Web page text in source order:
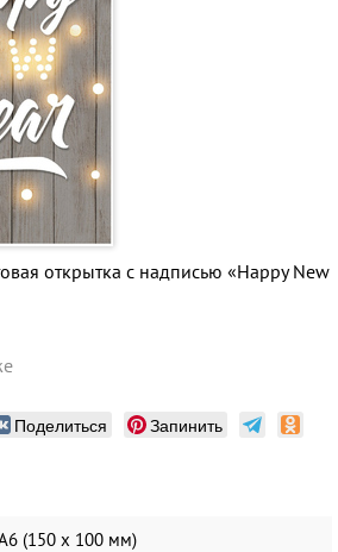
открытка с надписью «Happy New
Поделиться Запинить
(150 х 100 мм)